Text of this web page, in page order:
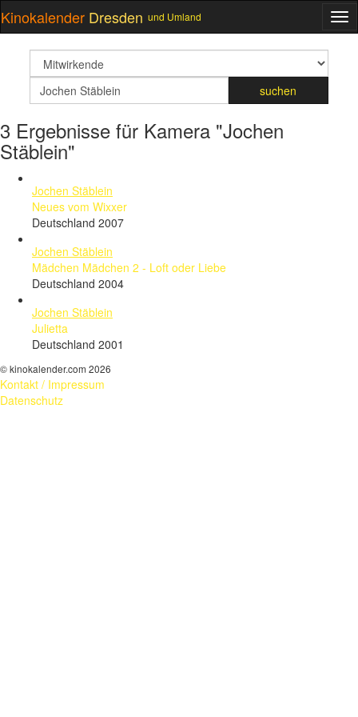
Kinokalender Dresden und Umland
suchfeld
Suchbegriff
suchen
3 Ergebnisse für Kamera "Jochen
Stäblein"
Jochen Stäblein
Neues vom Wixxer
Deutschland 2007
Jochen Stäblein
Mädchen Mädchen 2 - Loft oder Liebe
Deutschland 2004
Jochen Stäblein
Julietta
Deutschland 2001
© kinokalender.com 2026
Kontakt / Impressum
Datenschutz